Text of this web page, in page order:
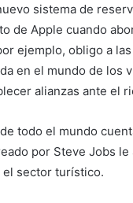
sistema de
de Apple cuando
ejemplo, obligo a
en el mundo de los
alianzas ante el
todo el mundo
por Steve Jobs
sector turístico.